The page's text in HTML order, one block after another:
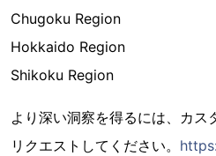
Chugoku Region
Hokkaido Region
Shikoku Region
より深い洞察を得るには、カス
リクエストしてください。